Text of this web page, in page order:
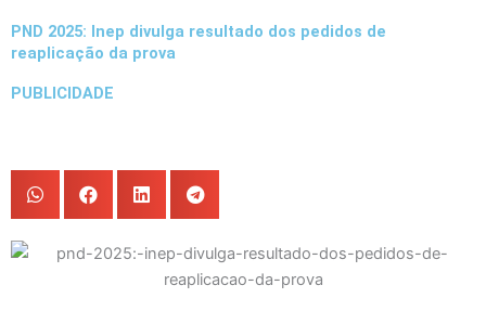
PND 2025: Inep divulga resultado dos pedidos de
reaplicação da prova
PUBLICIDADE